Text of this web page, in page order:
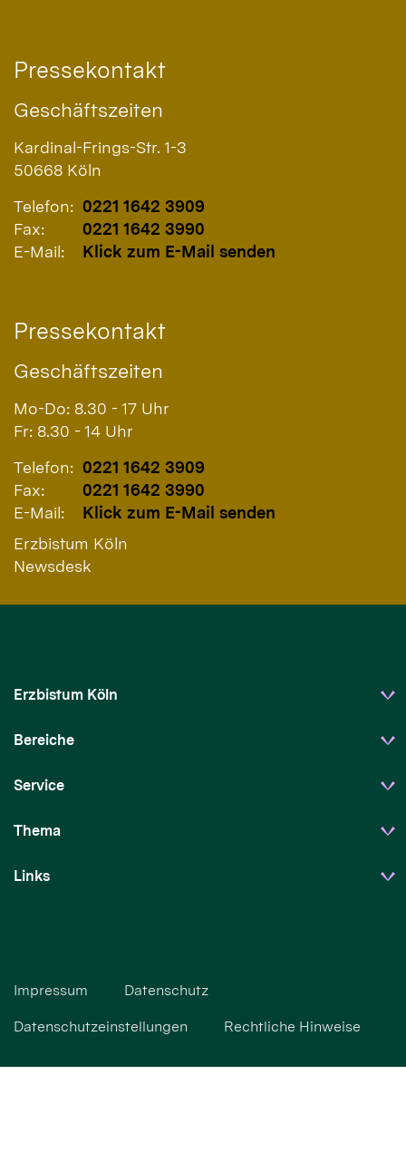
Pressekontakt
Geschäftszeiten
Kardinal-Frings-Str. 1-3
50668 Köln
Telefon: 0221 1642 3909
Fax:
0221 1642 3990
E-Mail:
Klick zum E-Mail senden
Pressekontakt
Geschäftszeiten
Mo-Do: 8.30 - 17 Uhr
Fr: 8.30 - 14 Uhr
Telefon: 0221 1642 3909
Fax:
0221 1642 3990
E-Mail:
Klick zum E-Mail senden
Erzbistum Köln
Newsdesk
Erzbistum Köln
Bereiche
Service
Thema
Links
Impressum Datenschutz
Datenschutzeinstellungen Rechtliche Hinweise